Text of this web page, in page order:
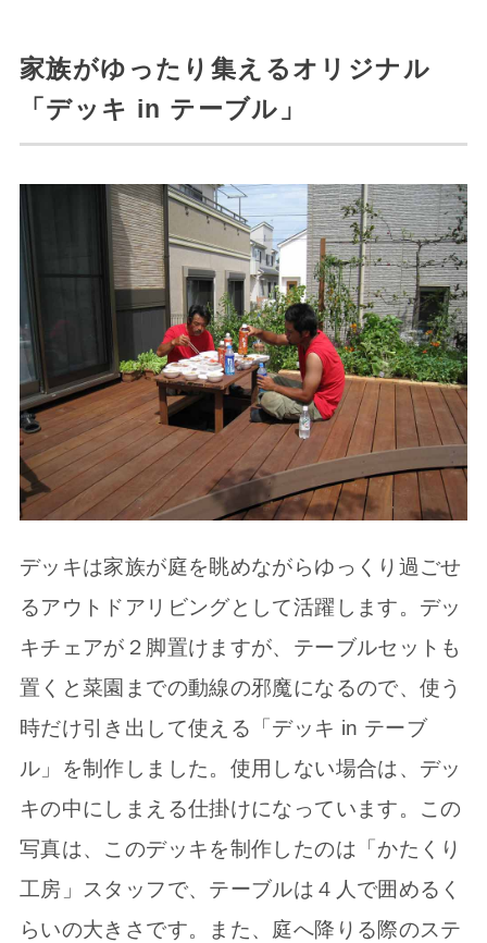
家族がゆったり集えるオリジナル
「デッキ in テーブル」
デッキは家族が庭を眺めながらゆっくり過ごせ
るアウトドアリビングとして活躍します。デッ
キチェアが２脚置けますが、テーブルセットも
置くと菜園までの動線の邪魔になるので、使う
時だけ引き出して使える「デッキ in テーブ
ル」を制作しました。使用しない場合は、デッ
キの中にしまえる仕掛けになっています。この
写真は、このデッキを制作したのは「かたくり
工房」スタッフで、テーブルは４人で囲めるく
らいの大きさです。また、庭へ降りる際のステ